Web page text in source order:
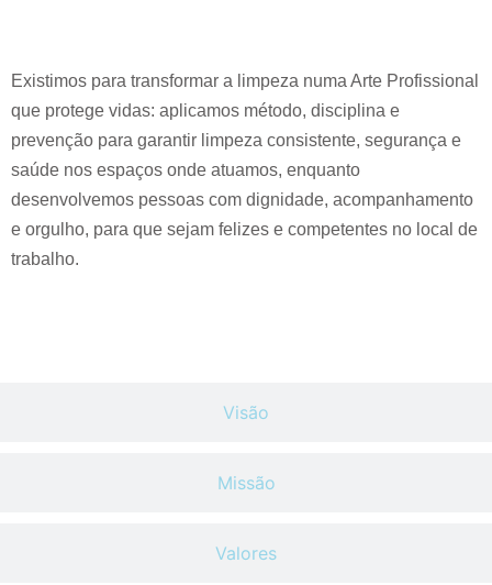
Visão
Missão
Valores
Existimos para transformar a limpeza numa Arte Profissional
que protege vidas: aplicamos método, disciplina e
prevenção para garantir limpeza consistente, segurança e
saúde nos espaços onde atuamos, enquanto
desenvolvemos pessoas com dignidade, acompanhamento
e orgulho, para que sejam felizes e competentes no local de
trabalho.